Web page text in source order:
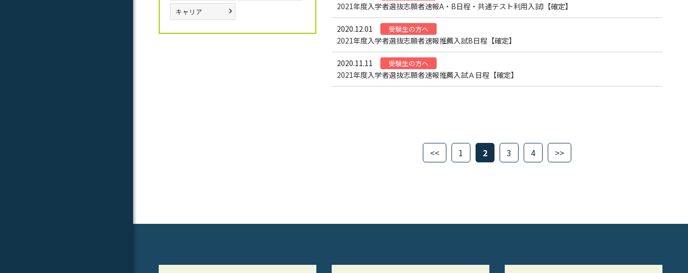
キャリア
2021年度入学者選抜志願者速報A・B日程・共通テスト利用入試Ⅰ【確定】
2020.12.01 受験生の方へ
2021年度入学者選抜志願者速報推薦入試B日程【確定】
2020.11.11 受験生の方へ
2021年度入学者選抜志願者速報推薦入試Ａ日程【確定】
<< 1 2 3 4 >>